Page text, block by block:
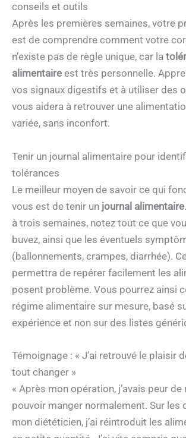
conseils et outils
Après les premières semaines, votre
est de comprendre comment votre
n’existe pas de règle unique, car la
alimentaire est très personnelle.
vos signaux digestifs et à utiliser des
vous aidera à retrouver une
variée, sans inconfort.
Tenir un journal alimentaire pour
tolérances
Le meilleur moyen de savoir ce qui
vous est de tenir un journal alimentaire
à trois semaines, notez tout ce que
buvez, ainsi que les éventuels
(ballonnements, crampes, diarrhée).
permettra de repérer facilement les
posent problème. Vous pourrez ainsi
régime alimentaire sur mesure, basé
expérience et non sur des listes
Témoignage : « J’ai retrouvé le plaisir
tout changer »
« Après mon opération, j’avais peur
pouvoir manger normalement. Sur les
mon diététicien, j’ai réintroduit les